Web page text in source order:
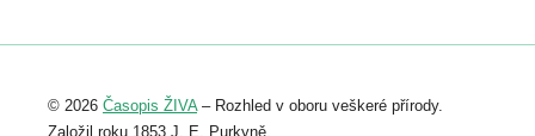
Registrovat se můžete do 6. září.
abstraktu přihlášené přednášky nebo
posteru je už 30. června.
© 2026 Časopis ŽIVA– Rozhled v oboru veškeré přírody.
Založil roku 1853 J. E. Purkyně.